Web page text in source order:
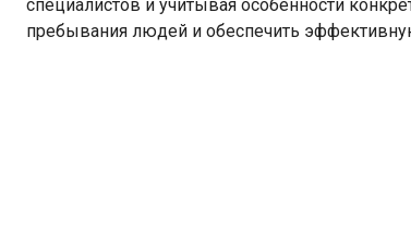
специалистов и учитывая особенности
пребывания людей и обеспечить